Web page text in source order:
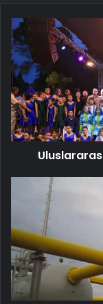
Uluslararası
Muğla
Korolar
Şenliği
Başladı
Türkiye'den
Suriye'ye
6
milyon
metreküp
doğalgaz
gönderilecek